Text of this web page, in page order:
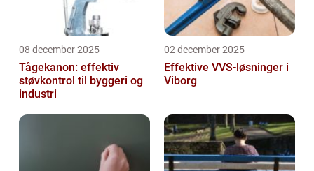
08 december 2025
Tågekanon: effektiv
støvkontrol til byggeri og
industri
02 december 2025
Effektive VVS-løsninger i
Viborg